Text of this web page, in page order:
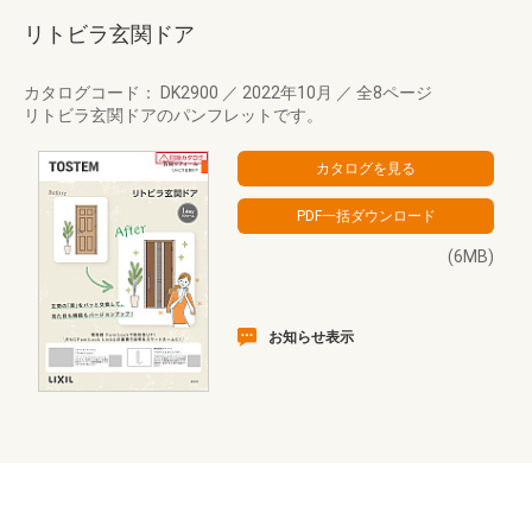
リトビラ玄関ドア
カタログコード： DK2900 ／ 2022年10月 ／ 全8ページ
リトビラ玄関ドアのパンフレットです。
(6MB)
お知らせ表示